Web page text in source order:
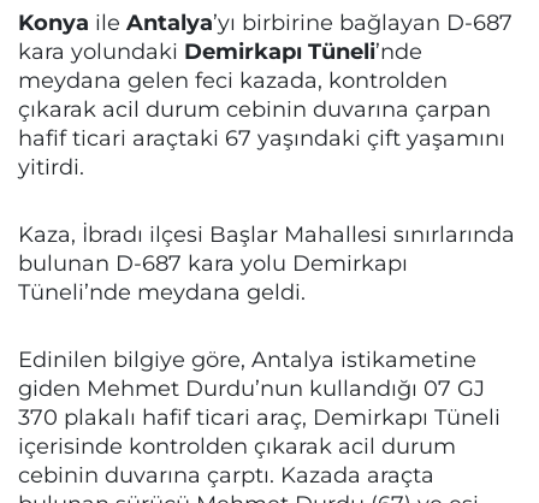
Konya ile Antalya’yı birbirine bağlayan D-687
kara yolundaki Demirkapı Tüneli’nde
meydana gelen feci kazada, kontrolden
çıkarak acil durum cebinin duvarına çarpan
hafif ticari araçtaki 67 yaşındaki çift yaşamını
yitirdi.
Kaza, İbradı ilçesi Başlar Mahallesi sınırlarında
bulunan D-687 kara yolu Demirkapı
Tüneli’nde meydana geldi.
Edinilen bilgiye göre, Antalya istikametine
giden Mehmet Durdu’nun kullandığı 07 GJ
370 plakalı hafif ticari araç, Demirkapı Tüneli
içerisinde kontrolden çıkarak acil durum
cebinin duvarına çarptı. Kazada araçta